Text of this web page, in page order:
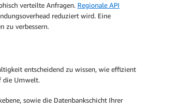
verteilte Anfragen. Regionale API
reduziert wird. Eine
zu verbessern.
entscheidend zu wissen, wie effizient
die Umwelt.
sowie die Datenbankschicht Ihrer